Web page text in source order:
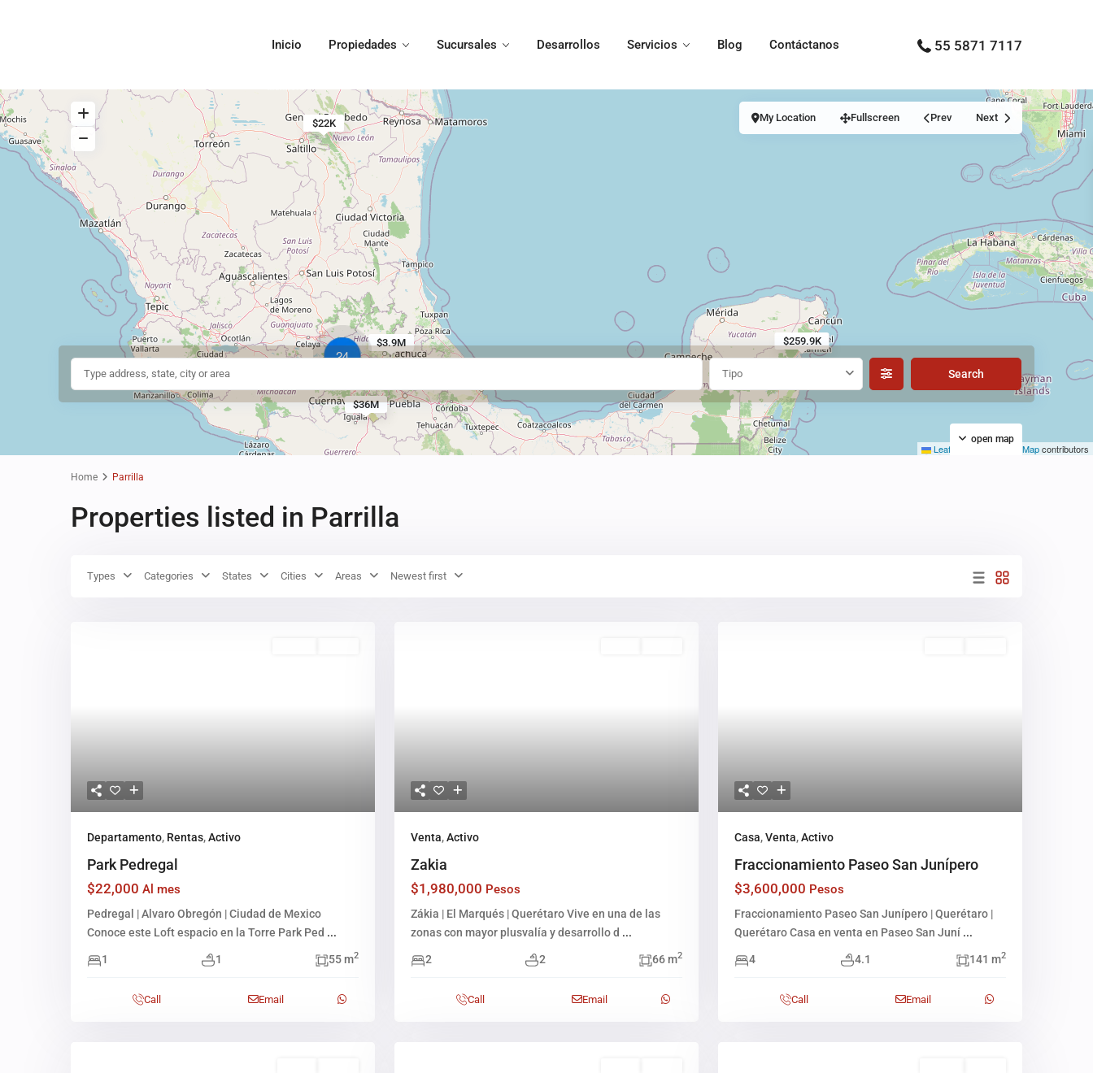
Inicio Propiedades Sucursales Desarrollos Servicios Blog Contáctanos 55 5871 7117
$3.9M
24
$259.9K
$22K
$36M
Leaflet OpenStreetMapcontributors
open map
My Location Fullscreen Prev Next
Tipo
Home Parrilla
Properties listed in Parrilla
Types Categories States Cities Areas Newest first
Departamento, Rentas,Activo
Park Pedregal
$22,000 Al mes
Pedregal | Alvaro Obregón | Ciudad de Mexico
Conoce este Loft espacio en la Torre Park Ped ...
1 1 55 m2
Call Email
Venta,Activo
Zakia
$1,980,000 Pesos
Zákia | El Marqués | Querétaro Vive en una de las
zonas con mayor plusvalía y desarrollo d ...
2 2 66 m2
Call Email
Casa,Venta,Activo
Fraccionamiento Paseo San Junípero
$3,600,000 Pesos
Fraccionamiento Paseo San Junípero | Querétaro |
Querétaro Casa en venta en Paseo San Juní ...
4 4.1 141 m2
Call Email